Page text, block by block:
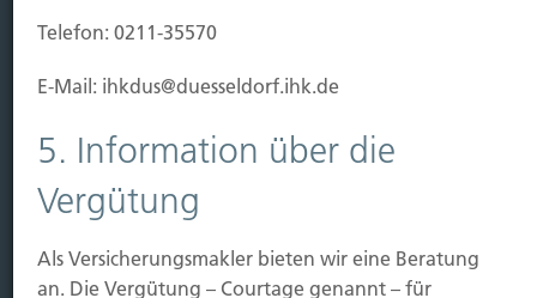
brueck@brueckkg.de
Kontaktformular
© Hubert Brück KG
Telefon: 0211-35570
E-Mail: ihkdus@duesseldorf.ihk.de
5. Information über die
Vergütung
Als Versicherungsmakler bieten wir eine Beratung
an. Die Vergütung – Courtage genannt – für